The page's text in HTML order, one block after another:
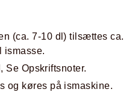
(ca. 7-10 dl) tilsættes ca.
ismasse.
Se Opskriftsnoter.
og køres på ismaskine.